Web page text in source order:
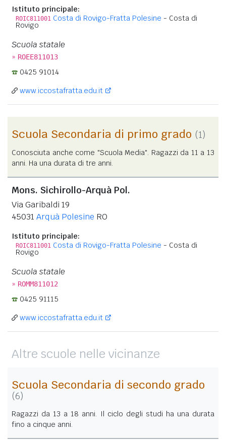
Istituto principale:
ROIC811001 Costa di Rovigo-Fratta Polesine - Costa di
Rovigo
Scuola statale
» ROEE811013
0425 91014
www.iccostafratta.edu.it
Scuola Secondaria di primo grado (1)
Conosciuta anche come "Scuola Media". Ragazzi da 11 a 13
anni. Ha una durata di tre anni.
Mons. Sichirollo-Arquà Pol.
Via Garibaldi 19
45031 Arquà Polesine RO
Istituto principale:
ROIC811001 Costa di Rovigo-Fratta Polesine - Costa di
Rovigo
Scuola statale
» ROMM811012
0425 91115
www.iccostafratta.edu.it
Altre scuole nelle vicinanze
Scuola Secondaria di secondo grado
(6)
Ragazzi da 13 a 18 anni. Il ciclo degli studi ha una durata
fino a cinque anni.